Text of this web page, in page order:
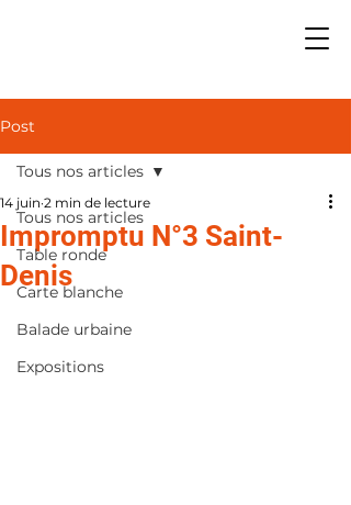
Post
Tous nos articles
Table ronde
Carte blanche
Balade urbaine
Expositions
Tous nos articles
Impromptu N°3 Saint-
Denis
14 juin 2 min de lecture